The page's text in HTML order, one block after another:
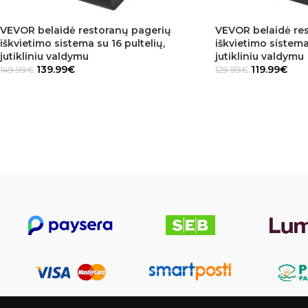
VEVOR belaidė restoranų pagerių
iškvietimo sistema su 16 pultelių,
jutikliniu valdymu
149.99€ 139.99€
VEVOR belaidė
iškvietimo
jutikliniu valdymu
129.99€ 119.99€